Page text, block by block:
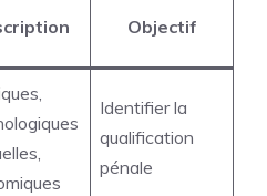
Objectif
Identifier la
qualification
pénale